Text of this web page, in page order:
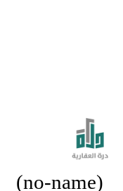
(no-name)